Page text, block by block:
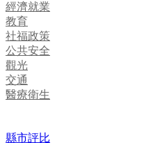
經濟就業
教育
社福政策
公共安全
觀光
交通
醫療衛生
縣市評比